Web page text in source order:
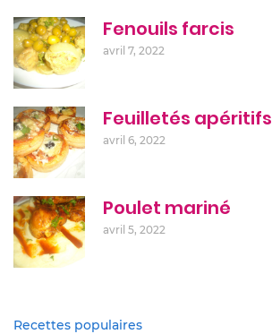
Fenouils farcis
avril 7, 2022
Feuilletés apéritifs
avril 6, 2022
Poulet mariné
avril 5, 2022
Recettes populaires